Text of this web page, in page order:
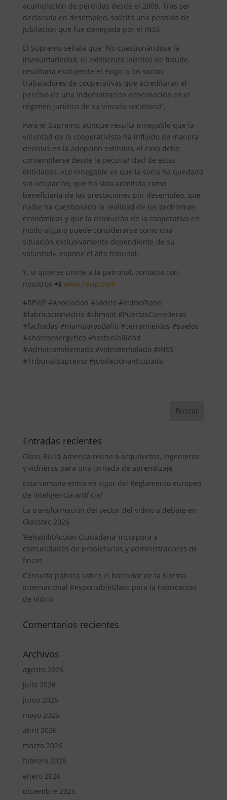
acumulación de pérdidas desde el 2009. Tras ser
declarada en desempleo, solicitó una pensión de
jubilación que fue denegada por el INSS.
El Supremo señala que “No cuestionándose la
involuntariedad, ni existiendo indicios de fraude,
resultaría excluyente el exigir a los socios
trabajadores de cooperativas que acreditaran el
percibo de una indemnización desconocida en el
régimen jurídico de su vínculo societario”.
Para el Supremo, aunque resulta innegable que la
voluntad de la cooperativista ha influido de manera
decisiva en la adopción extintiva, el caso debe
contemplarse desde la peculiaridad de estas
entidades. «Lo innegable es que la socia ha quedado
sin ocupación, que ha sido admitida como
beneficiaria de las prestaciones por desempleo, que
nadie ha cuestionado la realidad de los problemas
económicos y que la disolución de la cooperativa en
modo alguno puede considerarse como una
situación exclusivamente dependiente de su
voluntad», expone el alto tribunal.
Y, si quieres unirte a la patronal, contacta con
nosotros 📲 www.revip.com
#REVIP #Asociacion #ividrio #VidrioPlano
#fabricacionvidrio #climalit #PuertasCorrederas
#fachadas #mamparasBaño #cerramientos #suelos
#ahorroenergetico #sostenibilidad
#vidriotransformado #vidriotemplado #INSS
#TribunalSupremo #jubilaciónanticipada
Entradas recientes
Glass Build America reúne a arquitectos, ingenieros
y vidrieros para una jornada de aprendizaje
Esta semana entra en vigor del Reglamento europeo
de inteligencia artificial
La transformación del sector del vidrio a debate en
Glasstec 2026
‘RehabilitAcción Ciudadana’ incorpora a
comunidades de propietarios y administradores de
fincas
Consulta pública sobre el borrador de la Norma
Internacional ResponsibleGlass para la Fabricación
de Vidrio
Comentarios recientes
Archivos
agosto 2026
julio 2026
junio 2026
mayo 2026
abril 2026
marzo 2026
febrero 2026
enero 2026
diciembre 2025